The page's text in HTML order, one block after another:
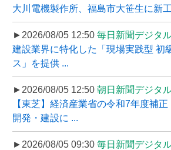
大川電機製作所、福島市大笹生に新
►2026/08/05 12:50 毎日新聞デジタ
建設業界に特化した「現場実践型 初
ス」を提供 ...
►2026/08/05 12:50 朝日新聞デジタ
【東芝】経済産業省の令和7年度補
開発・建設に ...
►2026/08/05 09:30 毎日新聞デジタ